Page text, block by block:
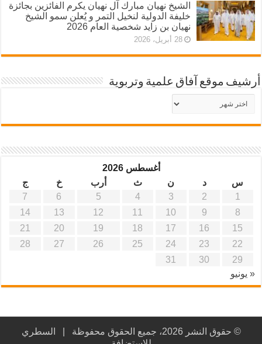
الشيخ نهيان مبارك آل نهيان يكرم الفائزين بجائزة
خليفة الدولية لنخيل التمر و يُعلن سمو الشيخ
نهيان بن زايد شخصية العام 2026
28 أبريل، 2026
أرشيف موقع آفاق علمية وتربوية
أرشيف
موقع
آفاق
أغسطس 2026
س
د ن ث أرب خ
ج
1
2
3
4
5
6
7
8
9
10
11
12
13
14
15
16
17
18
19
20
21
22
23
24
25
26
27
28
29
30
31
« يونيو
© حقوق النشر 2026، جميع الحقوق محفوظة |
السطري